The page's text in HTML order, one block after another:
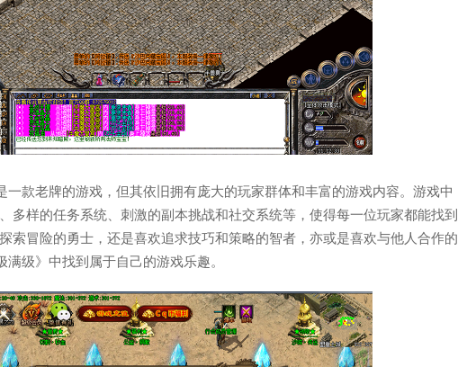
一款老牌的游戏，但其依旧拥有庞大的玩家群体和丰富的游戏内容。游戏中
多样的任务系统、刺激的副本挑战和社交系统等，使得每一位玩家都能找到
索冒险的勇士，还是喜欢追求技巧和策略的智者，亦或是喜欢与他人合作的
级》中找到属于自己的游戏乐趣。